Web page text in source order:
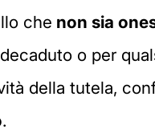
che non sia
o per
della tutela,
.